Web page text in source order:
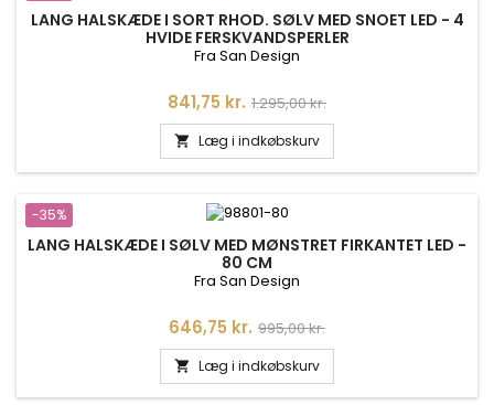
LANG HALSKÆDE I SORT RHOD. SØLV MED SNOET LED - 4
HVIDE FERSKVANDSPERLER
Fra San Design
Pris
841,75 kr. Normalpris
1.295,00 kr.
 Læg i indkøbskurv
-35%
LANG HALSKÆDE I SØLV MED MØNSTRET FIRKANTET LED -
80 CM
Fra San Design
Pris
646,75 kr. Normalpris
995,00 kr.
 Læg i indkøbskurv